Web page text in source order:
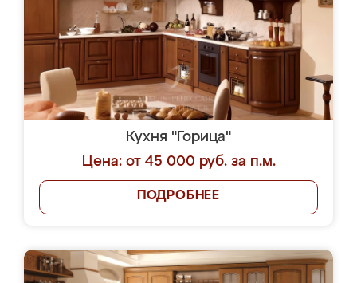
Кухня "Горица"
Цена: от 45 000 руб. за п.м.
ПОДРОБНЕЕ